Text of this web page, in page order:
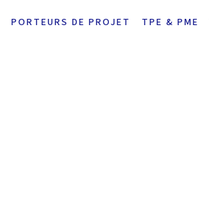
PORTEURS DE PROJET TPE & PME